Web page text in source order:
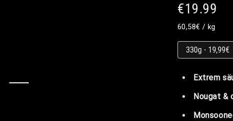
€19.99
Grundpreis
Grundpreis
60,58€ / pro
kg
Extrem
Nougat &